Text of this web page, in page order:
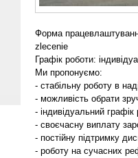
Форма
zlecenie
Графік роботи:
Ми пропонуємо:
- стабільну роботу в
- можливість обрати
- індивідуальний графік
- своєчасну виплату
- постійну підтримку
- роботу на сучасних